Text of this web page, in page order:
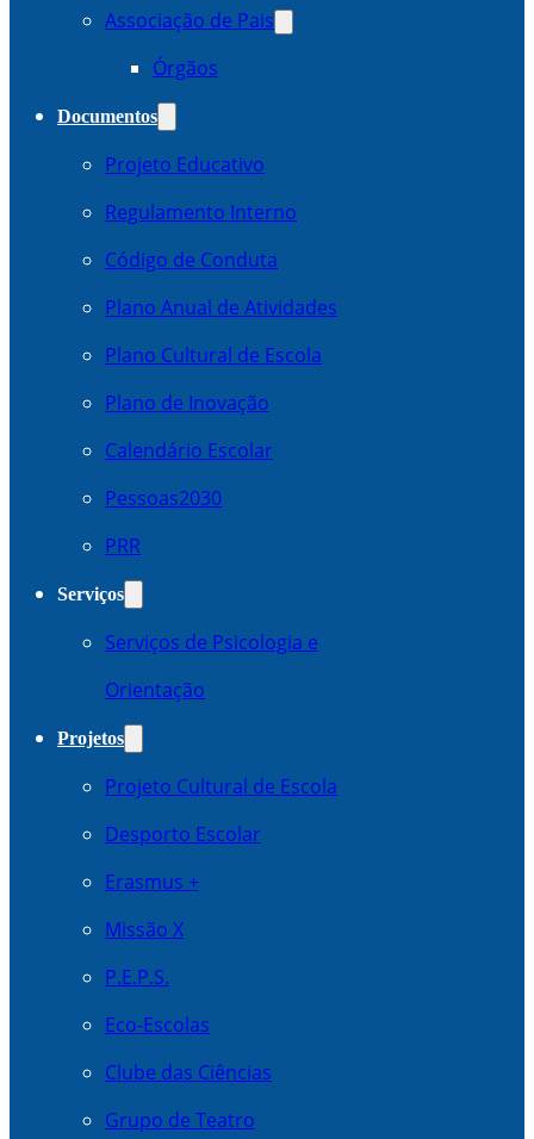
Associação de Pais
Órgãos
Documentos
Projeto Educativo
Regulamento Interno
Código de Conduta
Plano Anual de Atividades
Plano Cultural de Escola
Plano de Inovação
Calendário Escolar
Pessoas2030
PRR
Serviços
Serviços de Psicologia e
Orientação
Projetos
Projeto Cultural de Escola
Desporto Escolar
Erasmus +
Missão X
P.E.P.S.
Eco-Escolas
Clube das Ciências
Grupo de Teatro